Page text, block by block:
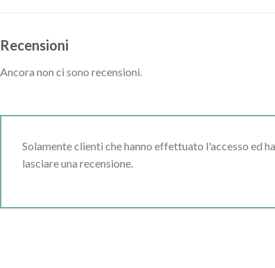
Recensioni
Ancora non ci sono recensioni.
Solamente clienti che hanno effettuato l'accesso ed
lasciare una recensione.